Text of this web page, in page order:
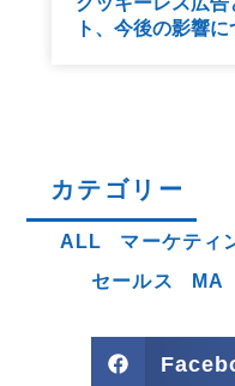
ト、今後の影響
カテゴリー
ALL マーケティ
セールス
MA